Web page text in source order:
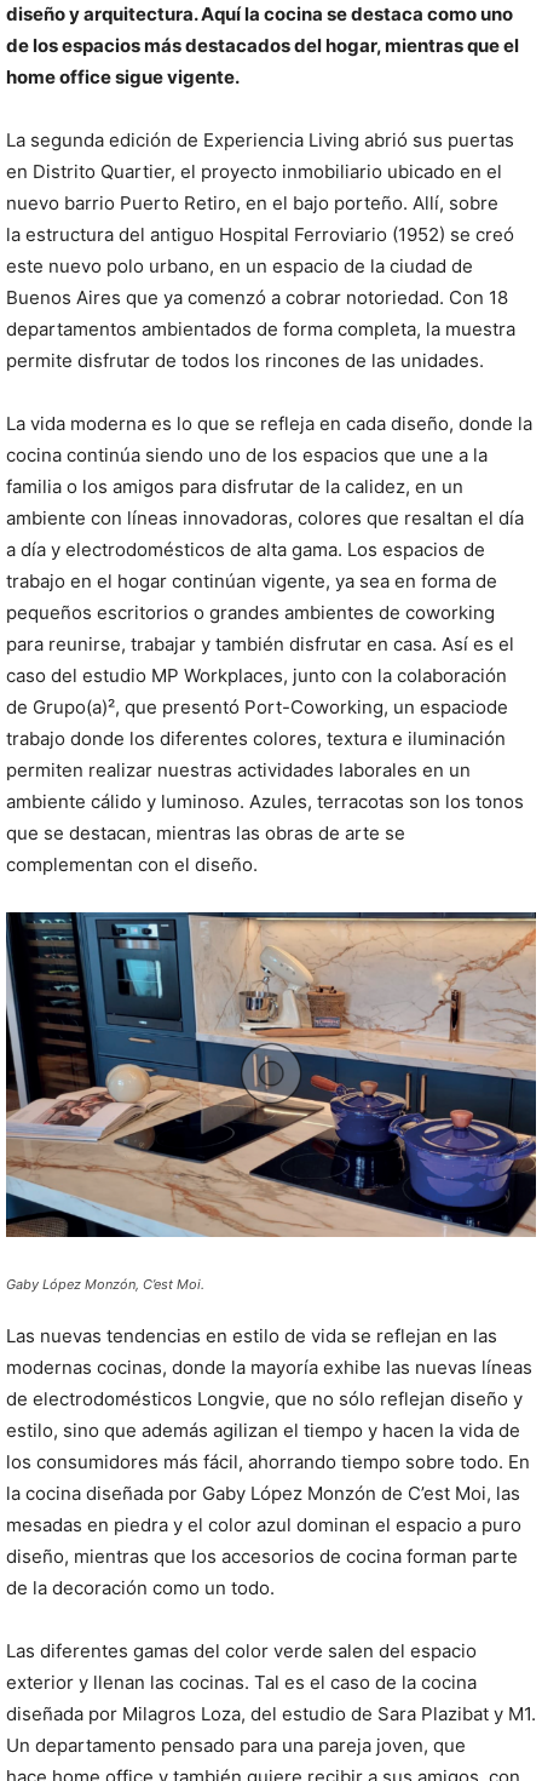
diseño y arquitectura. Aquí la cocina se destaca como uno
de los espacios más destacados del hogar, mientras que el
home office sigue vigente.
La segunda edición de Experiencia Living abrió sus puertas
en Distrito Quartier, el proyecto inmobiliario ubicado en el
nuevo barrio Puerto Retiro, en el bajo porteño. Allí, sobre
la estructura del antiguo Hospital Ferroviario (1952) se creó
este nuevo polo urbano, en un espacio de la ciudad de
Buenos Aires que ya comenzó a cobrar notoriedad. Con 18
departamentos ambientados de forma completa, la muestra
permite disfrutar de todos los rincones de las unidades.
La vida moderna es lo que se refleja en cada diseño, donde la
cocina continúa siendo uno de los espacios que une a la
familia o los amigos para disfrutar de la calidez, en un
ambiente con líneas innovadoras, colores que resaltan el día
a día y electrodomésticos de alta gama. Los espacios de
trabajo en el hogar continúan vigente, ya sea en forma de
pequeños escritorios o grandes ambientes de coworking
para reunirse, trabajar y también disfrutar en casa. Así es el
caso del estudio MP Workplaces, junto con la colaboración
de Grupo(a)², que presentó Port-Coworking, un espaciode
trabajo donde los diferentes colores, textura e iluminación
permiten realizar nuestras actividades laborales en un
ambiente cálido y luminoso. Azules, terracotas son los tonos
que se destacan, mientras las obras de arte se
complementan con el diseño.
Gaby López Monzón, C’est Moi.
Las nuevas tendencias en estilo de vida se reflejan en las
modernas cocinas, donde la mayoría exhibe las nuevas líneas
de electrodomésticos Longvie, que no sólo reflejan diseño y
estilo, sino que además agilizan el tiempo y hacen la vida de
los consumidores más fácil, ahorrando tiempo sobre todo. En
la cocina diseñada por Gaby López Monzón de C’est Moi, las
mesadas en piedra y el color azul dominan el espacio a puro
diseño, mientras que los accesorios de cocina forman parte
de la decoración como un todo.
Las diferentes gamas del color verde salen del espacio
exterior y llenan las cocinas. Tal es el caso de la cocina
diseñada por Milagros Loza, del estudio de Sara Plazibat y M1.
Un departamento pensado para una pareja joven, que